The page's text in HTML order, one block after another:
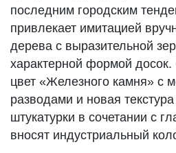
последним городским
привлекает имитацией
дерева с выразительной
характерной формой
цвет «Железного камня» с
разводами и новая
штукатурки в сочетании с
вносят индустриальный